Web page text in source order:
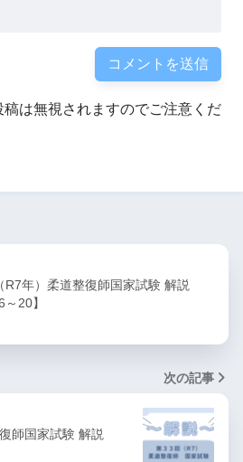
稿は無視されますのでご注意くだ
R7年）柔道整復師国家試験 解説
～20】
次の記事
師国家試験 解説